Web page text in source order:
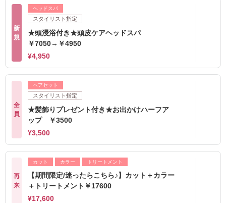
新
規
ヘッドスパ
スタイリスト指定
★頭浸浴付き★頭皮ケアヘッドスパ
￥7050→￥4950
¥4,950
全
員
ヘアセット
スタイリスト指定
★髪飾りプレゼント付き★お出かけハーフア
ップ ￥3500
¥3,500
再
来
カット カラー トリートメント
【期間限定/迷ったらこちら♪】カット＋カラー
＋トリートメント￥17600
¥17,600